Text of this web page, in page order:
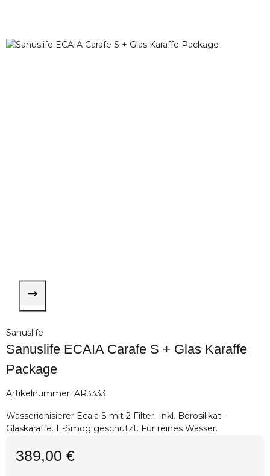
Sanuslife
Sanuslife ECAIA Carafe S + Glas Karaffe
Package
Artikelnummer: AR3333
Wasserionisierer Ecaia S mit 2 Filter. Inkl. Borosilikat-
Glaskaraffe. E-Smog geschützt. Für reines Wasser.
389,00 €